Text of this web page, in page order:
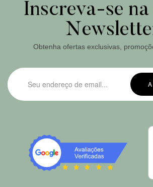
Inscreva-se na
Obtenha ofertas exclusivas,